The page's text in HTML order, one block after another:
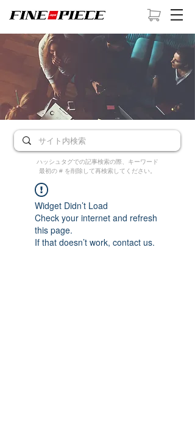
ハッシュタグでの記事検索の際、キーワード
最初の # を削除して再検索してください。
Widget Didn’t Load
Check your internet and refresh
this page.
If that doesn’t work, contact us.